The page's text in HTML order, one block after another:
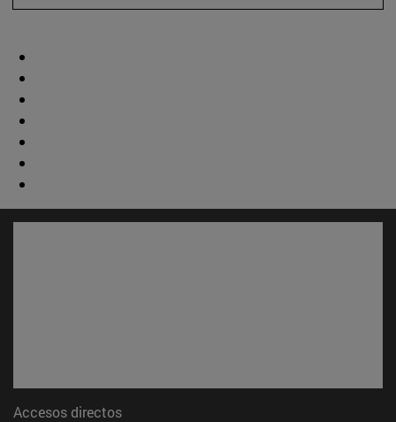
Accesos directos